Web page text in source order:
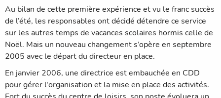
Au bilan de cette première expérience et vu le franc succès
de l’été, les responsables ont décidé détendre ce service
sur les autres temps de vacances scolaires hormis celle de
Noël. Mais un nouveau changement s’opère en septembre
2005 avec le départ du directeur en place.
En janvier 2006, une directrice est embauchée en CDD
pour gérer l'organisation et la mise en place des activités.